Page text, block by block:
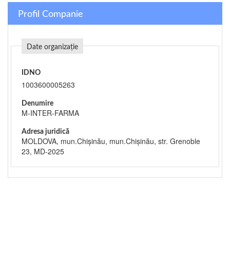
Profil Companie
Date organizație
IDNO
1003600005263
Denumire
M-INTER-FARMA
Adresa juridică
MOLDOVA, mun.Chişinău, mun.Chişinău, str. Grenoble
23, MD-2025